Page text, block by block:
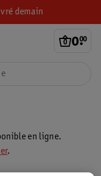
demain
0.
00
en ligne.
.